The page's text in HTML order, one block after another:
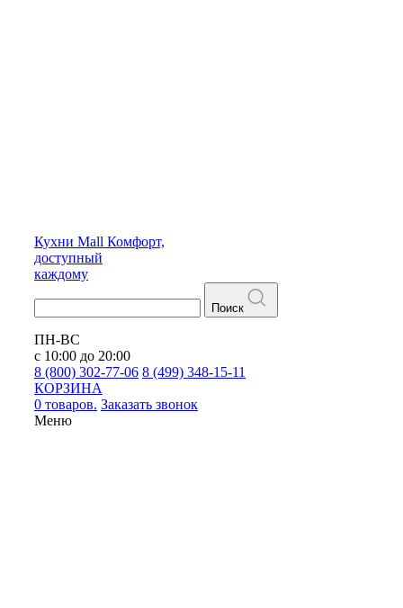
Кухни Mall Комфорт,
доступный
каждому
Поиск
ПН-ВС
с 10:00 до 20:00
8 (800) 302-77-06 8 (499) 348-15-11
КОРЗИНА
0 товаров. Заказать звонок
Меню